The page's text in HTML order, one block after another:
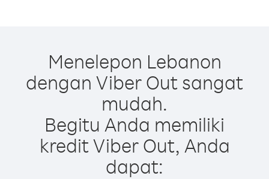
Menelepon Lebanon
dengan Viber Out sangat
mudah.
Begitu Anda memiliki
kredit Viber Out, Anda
dapat: